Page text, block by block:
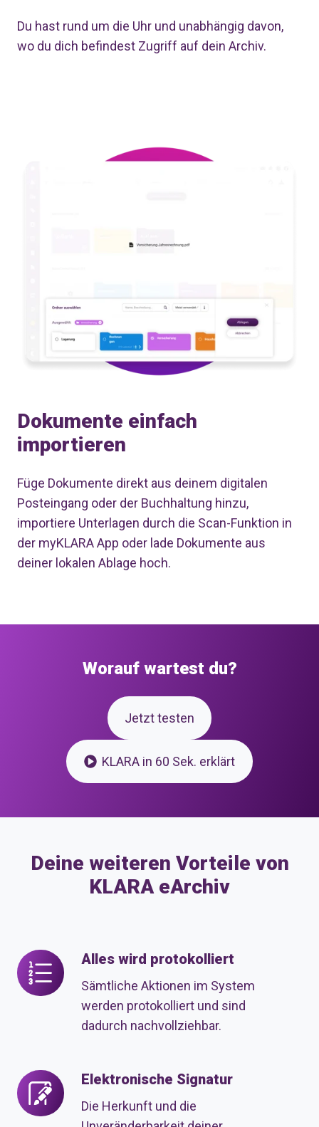
Du hast rund um die Uhr und unabhängig davon,
wo du dich befindest Zugriff auf dein Archiv.
Dokumente einfach
importieren
Füge Dokumente direkt aus deinem digitalen
Posteingang oder der Buchhaltung hinzu,
importiere Unterlagen durch die Scan-Funktion in
der myKLARA App oder lade Dokumente aus
deiner lokalen Ablage hoch.
Worauf wartest du?
Jetzt testen
KLARA in 60 Sek. erklärt
Deine weiteren Vorteile von
KLARA eArchiv
Alles wird protokolliert
Sämtliche Aktionen im System
werden protokolliert und sind
dadurch nachvollziehbar.
Alles
wird
protokolliert
Elektronische Signatur
Die Herkunft und die
Elektronische
Signatur